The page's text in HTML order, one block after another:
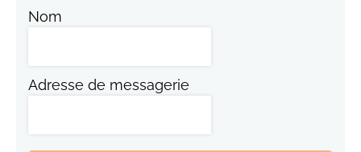
Nom
Adresse de messagerie